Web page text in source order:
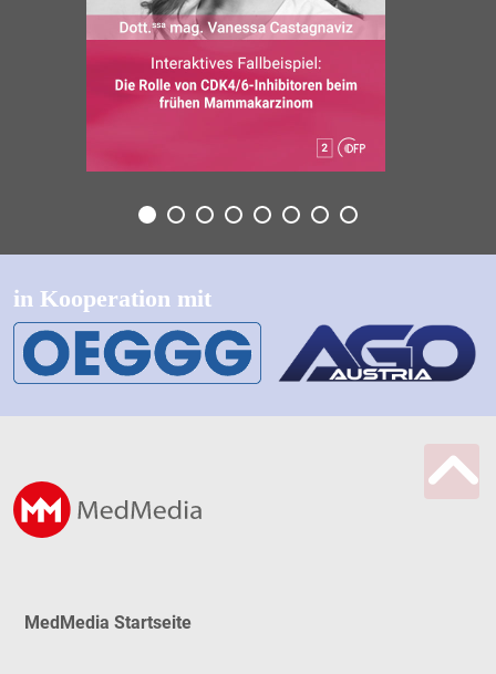
in Kooperation mit
MedMedia Startseite